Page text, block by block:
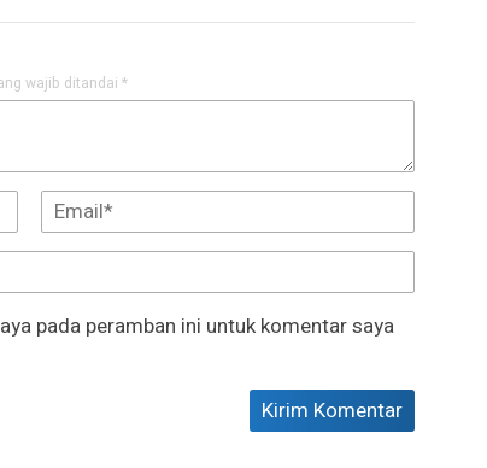
wajib ditandai *
pada peramban ini untuk komentar saya